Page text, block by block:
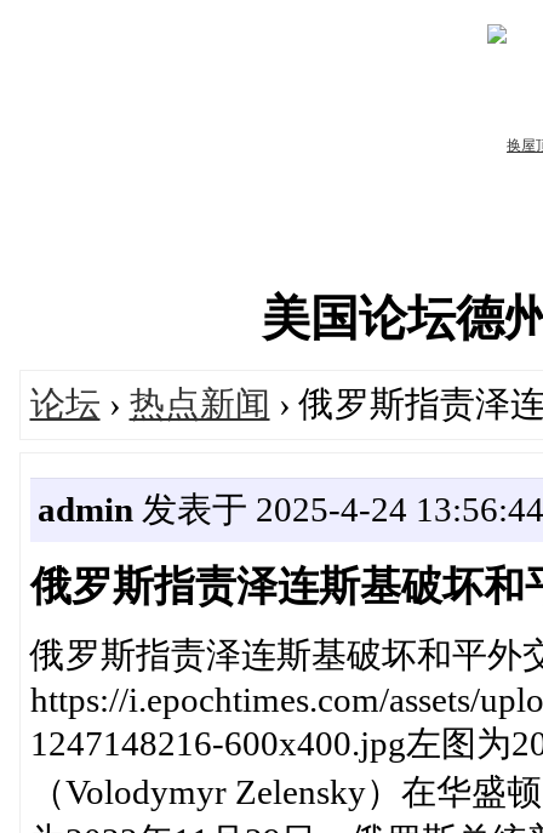
美国论坛德
论坛 › 热点新闻 › 俄罗斯指责泽
admin 发表于 2025-4-24 13:56:44
俄罗斯指责泽连斯基破坏和
俄罗斯指责泽连斯基破坏和平外
https://i.epochtimes.com/assets/
1247148216-600x400.jpg左图为
（Volodymyr Zelensky）在华